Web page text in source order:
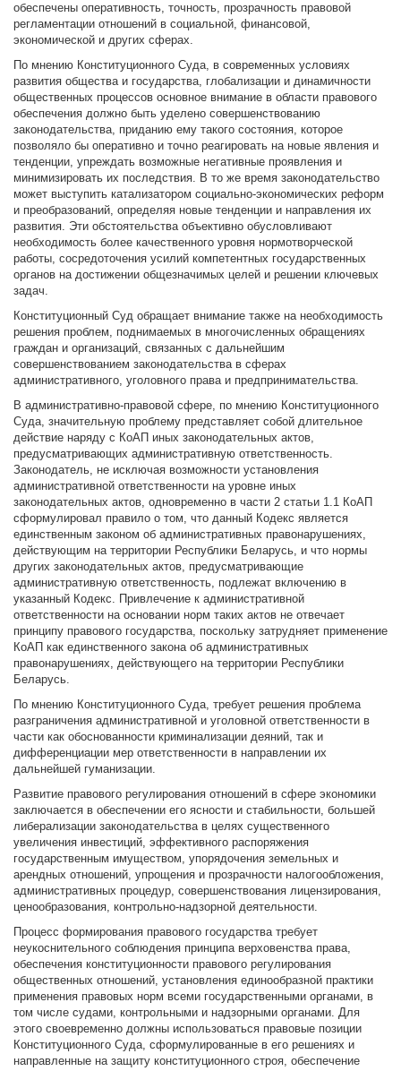
обеспечены оперативность, точность, прозрачность правовой
регламентации отношений в социальной, финансовой,
экономической и других сферах.
По мнению Конституционного Суда, в современных условиях
развития общества и государства, глобализации и динамичности
общественных процессов основное внимание в области правового
обеспечения должно быть уделено совершенствованию
законодательства, приданию ему такого состояния, которое
позволяло бы оперативно и точно реагировать на новые явления и
тенденции, упреждать возможные негативные проявления и
минимизировать их последствия. В то же время законодательство
может выступить катализатором социально-экономических реформ
и преобразований, определяя новые тенденции и направления их
развития. Эти обстоятельства объективно обусловливают
необходимость более качественного уровня нормотворческой
работы, сосредоточения усилий компетентных государственных
органов на достижении общезначимых целей и решении ключевых
задач.
Конституционный Суд обращает внимание также на необходимость
решения проблем, поднимаемых в многочисленных обращениях
граждан и организаций, связанных с дальнейшим
совершенствованием законодательства в сферах
административного, уголовного права и предпринимательства.
В административно-правовой сфере, по мнению Конституционного
Суда, значительную проблему представляет собой длительное
действие наряду с КоАП иных законодательных актов,
предусматривающих административную ответственность.
Законодатель, не исключая возможности установления
административной ответственности на уровне иных
законодательных актов, одновременно в части 2 статьи 1.1 КоАП
сформулировал правило о том, что данный Кодекс является
единственным законом об административных правонарушениях,
действующим на территории Республики Беларусь, и что нормы
других законодательных актов, предусматривающие
административную ответственность, подлежат включению в
указанный Кодекс. Привлечение к административной
ответственности на основании норм таких актов не отвечает
принципу правового государства, поскольку затрудняет применение
КоАП как единственного закона об административных
правонарушениях, действующего на территории Республики
Беларусь.
По мнению Конституционного Суда, требует решения проблема
разграничения административной и уголовной ответственности в
части как обоснованности криминализации деяний, так и
дифференциации мер ответственности в направлении их
дальнейшей гуманизации.
Развитие правового регулирования отношений в сфере экономики
заключается в обеспечении его ясности и стабильности, большей
либерализации законодательства в целях существенного
увеличения инвестиций, эффективного распоряжения
государственным имуществом, упорядочения земельных и
арендных отношений, упрощения и прозрачности налогообложения,
административных процедур, совершенствования лицензирования,
ценообразования, контрольно-надзорной деятельности.
Процесс формирования правового государства требует
неукоснительного соблюдения принципа верховенства права,
обеспечения конституционности правового регулирования
общественных отношений, установления единообразной практики
применения правовых норм всеми государственными органами, в
том числе судами, контрольными и надзорными органами. Для
этого своевременно должны использоваться правовые позиции
Конституционного Суда, сформулированные в его решениях и
направленные на защиту конституционного строя, обеспечение